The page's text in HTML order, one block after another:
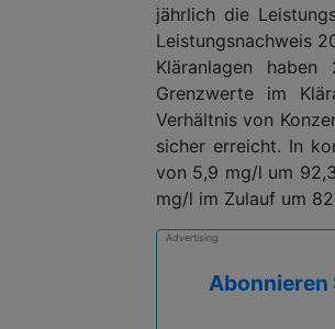
jährlich die
Leistungsnachweis
Kläranlagen
Grenzwerte im
Verhältnis von
sicher erreicht. In
von 5,9 mg/l um
mg/l im Zulauf um
Advertising
Abonnieren